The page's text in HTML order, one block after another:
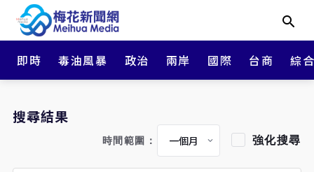
即時 毒油風暴 政治 兩岸 國際 台商 綜
搜尋結果
時間範圍： 強化搜尋